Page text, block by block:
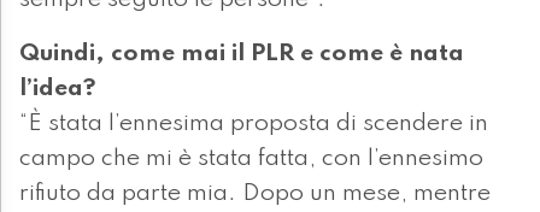
Quindi, come mai il PLR e come è nata
l’idea?
“È stata l’ennesima proposta di scendere in
campo che mi è stata fatta, con l’ennesimo
rifiuto da parte mia. Dopo un mese, mentre